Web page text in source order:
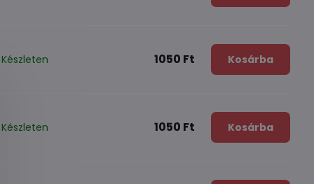
Készleten 1050 Ft Kosárba
Készleten 1050 Ft Kosárba